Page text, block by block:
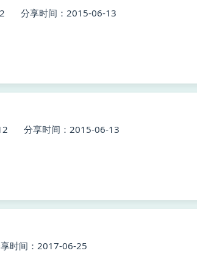
分享时间：2015-06-13
分享时间：2015-06-13
时间：2017-06-25